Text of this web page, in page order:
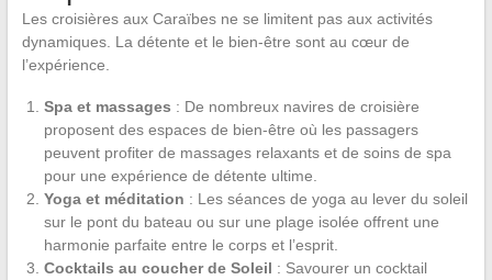
Les croisières aux Caraïbes ne se limitent pas aux activités
dynamiques. La détente et le bien-être sont au cœur de
l’expérience.
Spa et massages : De nombreux navires de croisière
proposent des espaces de bien-être où les passagers
peuvent profiter de massages relaxants et de soins de spa
pour une expérience de détente ultime.
Yoga et méditation : Les séances de yoga au lever du soleil
sur le pont du bateau ou sur une plage isolée offrent une
harmonie parfaite entre le corps et l’esprit.
Cocktails au coucher de Soleil : Savourer un cocktail